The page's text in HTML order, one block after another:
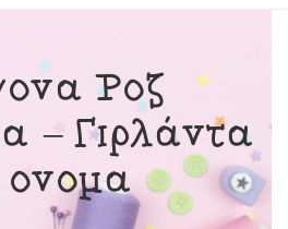
Ροζ
– Γιρλάντα
όνομα